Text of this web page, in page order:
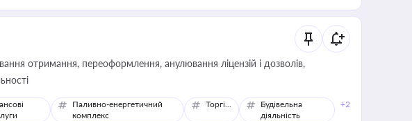
отримання, переоформлення, анулювання ліцензій і дозволів,
Паливно-енергетичний
комплекс
Торгівля
Будівельна
діяльність
+2